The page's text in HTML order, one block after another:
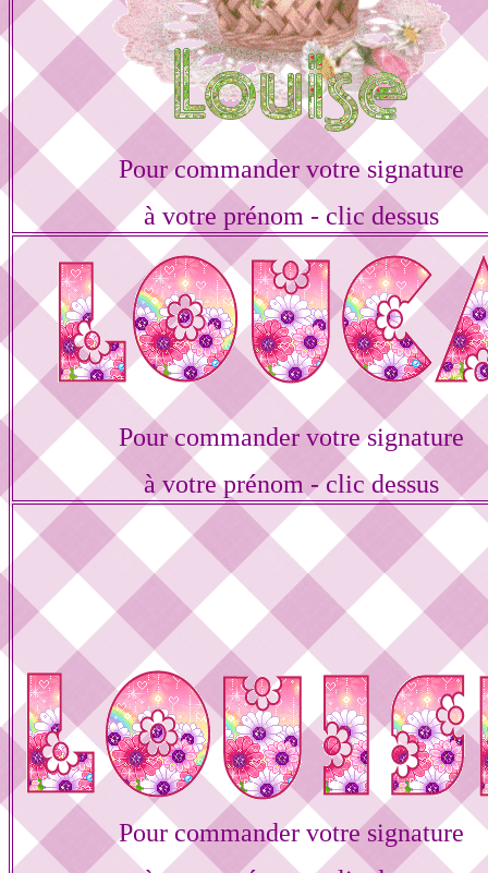
Pour commander votre signature
à votre prénom - clic dessus
Pour commander votre signature
à votre prénom - clic dessus
Pour commander votre signature